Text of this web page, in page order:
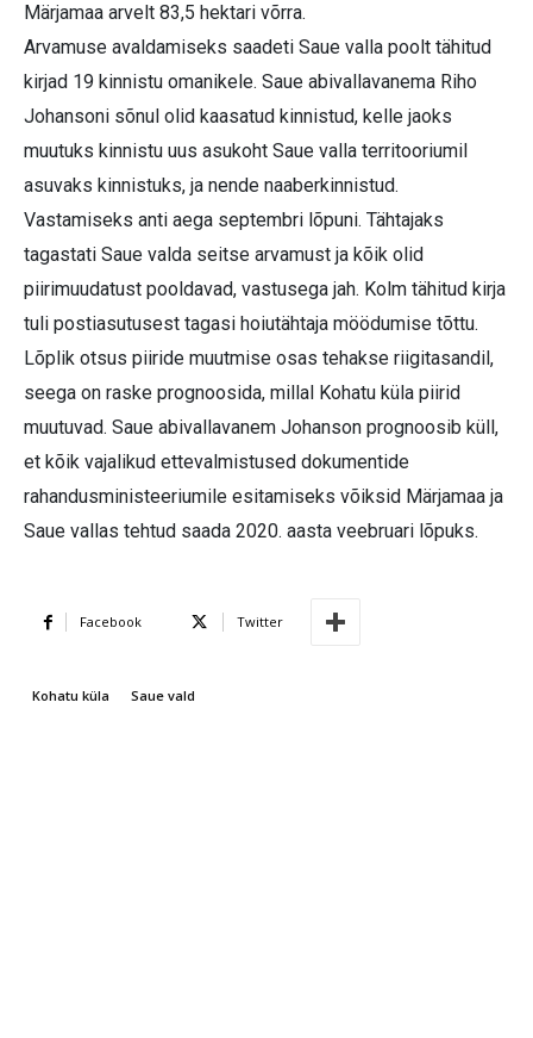
Märjamaa arvelt 83,5 hektari võrra.
Arvamuse avaldamiseks saadeti Saue valla poolt tähitud
kirjad 19 kinnistu omanikele. Saue abivallavanema Riho
Johansoni sõnul olid kaasatud kinnistud, kelle jaoks
muutuks kinnistu uus asukoht Saue valla territooriumil
asuvaks kinnistuks, ja nende naaberkinnistud.
Vastamiseks anti aega septembri lõpuni. Tähtajaks
tagastati Saue valda seitse arvamust ja kõik olid
piirimuudatust pooldavad, vastusega jah. Kolm tähitud kirja
tuli postiasutusest tagasi hoiutähtaja möödumise tõttu.
Lõplik otsus piiride muutmise osas tehakse riigitasandil,
seega on raske prognoosida, millal Kohatu küla piirid
muutuvad. Saue abivallavanem Johanson prognoosib küll,
et kõik vajalikud ettevalmistused dokumentide
rahandusministeeriumile esitamiseks võiksid Märjamaa ja
Saue vallas tehtud saada 2020. aasta veebruari lõpuks.
Facebook Twitter
Kohatu küla Saue vald